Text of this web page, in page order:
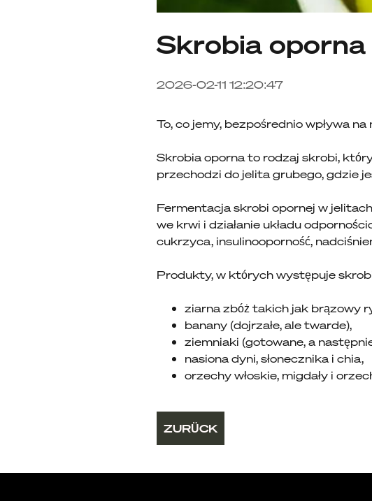
Skrobia oporna
2026-02-11 12:20:47
To, co jemy, bezpośrednio wpływa
Skrobia oporna to rodzaj skrobi,
przechodzi do jelita grubego, gdzie
Fermentacja skrobi opornej w
we krwi i działanie układu
cukrzyca, insulinooporność,
Produkty, w których występuje
ziarna zbóż takich jak brązowy
banany (dojrzałe, ale twarde),
ziemniaki (gotowane, a
nasiona dyni, słonecznika i chia,
orzechy włoskie, migdały i
ZURÜCK